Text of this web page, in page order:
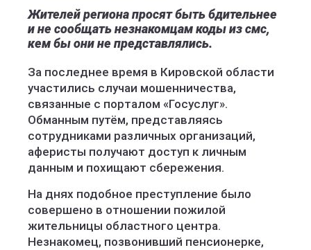
Жителей региона просят быть бдительнее
и не сообщать незнакомцам коды из смс,
кем бы они не представлялись.
За последнее время в Кировской области
участились случаи мошенничества,
связанные с порталом «Госуслуг».
Обманным путём, представляясь
сотрудниками различных организаций,
аферисты получают доступ к личным
данным и похищают сбережения.
На днях подобное преступление было
совершено в отношении пожилой
жительницы областного центра.
Незнакомец, позвонивший пенсионерке,